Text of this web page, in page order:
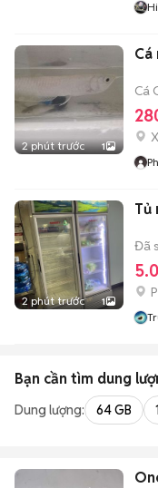
2 phút trước 1
Cá
Cá
2 phút trước 1
Tủ
Đã
Bạn cần tìm dung
Dung lượng: 64 GB